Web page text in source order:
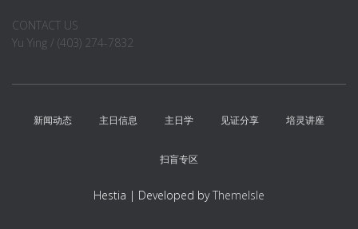
CONTACT US
Yu Ying / (403) 274-7832
新闻动态 主日信息 主日学 见证分享 培灵讲座
扫盲专区
Hestia | Developed byThemeIsle